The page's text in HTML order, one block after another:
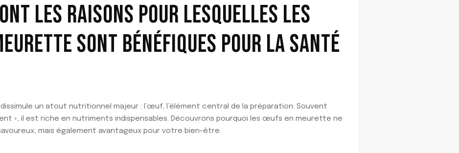
LES RAISONS POUR LESQUELLES LES
SONT BÉNÉFIQUES POUR LA SANTÉ
un atout nutritionnel majeur : l’œuf, l’élément central de la préparation. Souvent
», il est riche en nutriments indispensables. Découvrons pourquoi les œufs en meurette ne
mais également avantageux pour votre bien-être.